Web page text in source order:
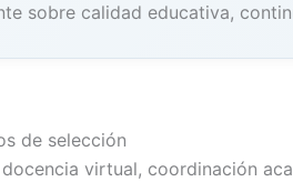
sobre calidad educativa,
de selección
virtual, coordinación